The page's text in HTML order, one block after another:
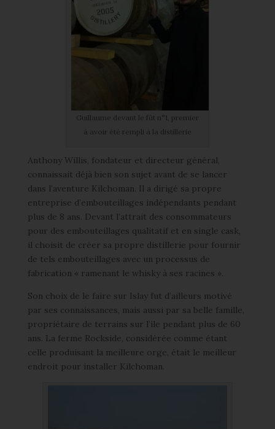
Guillaume devant le fût n°1, premier
à avoir été rempli à la distillerie
Anthony Willis, fondateur et directeur général,
connaissait déjà bien son sujet avant de se lancer
dans l’aventure Kilchoman. Il a dirigé sa propre
entreprise d’embouteillages indépendants pendant
plus de 8 ans. Devant l’attrait des consommateurs
pour des embouteillages qualitatif et en single cask,
il choisit de créer sa propre distillerie pour fournir
de tels embouteillages avec un processus de
fabrication « ramenant le whisky à ses racines ».
Son choix de le faire sur Islay fut d’ailleurs motivé
par ses connaissances, mais aussi par sa belle famille,
propriétaire de terrains sur l’ile pendant plus de 60
ans. La ferme Rockside, considérée comme étant
celle produisant la meilleure orge, était le meilleur
endroit pour installer Kilchoman.